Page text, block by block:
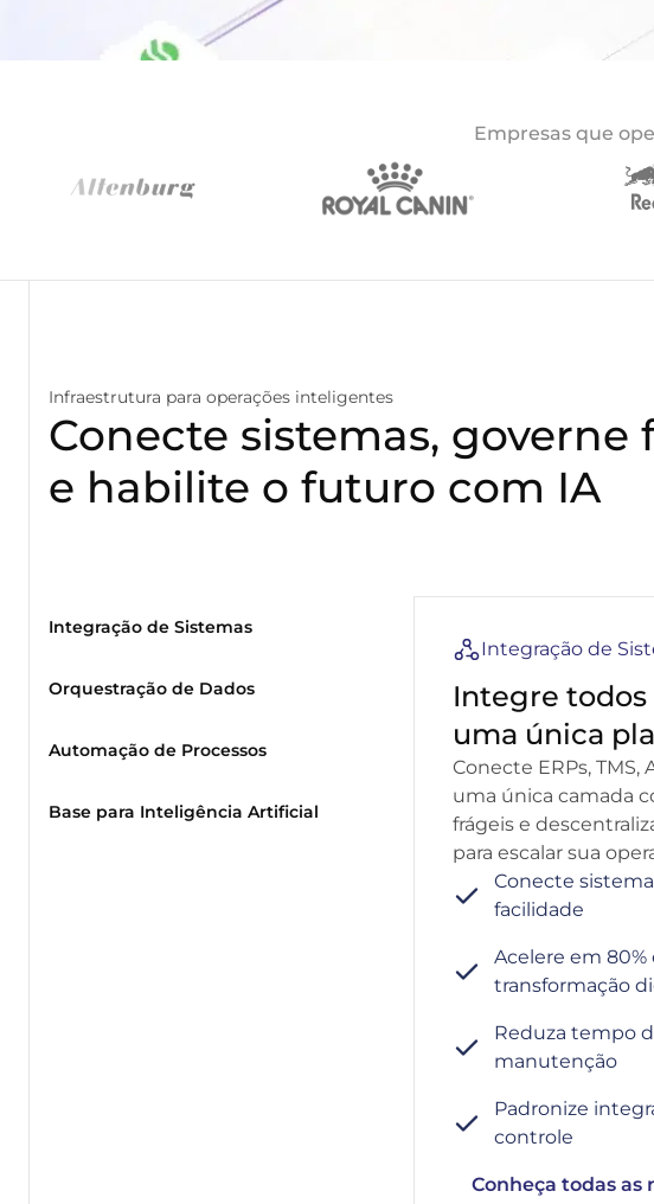
Empresas que
Infraestrutura para operações inteligentes
Conecte sistemas, governe
e habilite o futuro com IA
Integração de Sistemas
Orquestração de Dados
Automação de Processos
Base para Inteligência Artificial
Integração de
Integre todos
uma única
Conecte ERPs, TMS,
uma única camada
frágeis e
para escalar sua
Conecte
facilidade
Acelere em
transformação
Reduza tempo
manutenção
Padronize
controle
Conheça todas as